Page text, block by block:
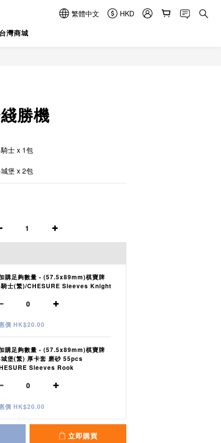
繁體中文
HKD
灣商城
勝機
士 x 1包
堡 x 2包
購足夠數量 - (57.5x89mm)棋寶牌
士(繁)/CHESURE Sleeves Knight
價 HK$20.00
購足夠數量 - (57.5x89mm)棋寶牌
堡(繁) 厚卡套 磨砂 55pcs
Sleeves Rook
價 HK$20.00
立即購買